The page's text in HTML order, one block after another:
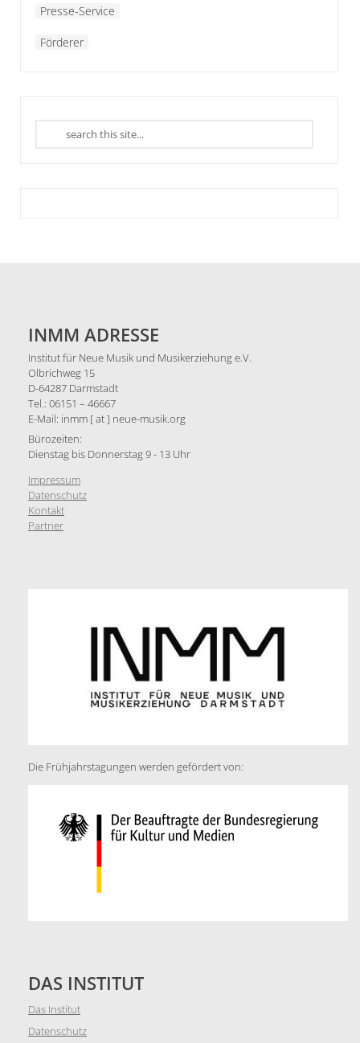
Presse-Service
Förderer
INMM ADRESSE
Institut für Neue Musik und Musikerziehung e.V.
Olbrichweg 15
D-64287 Darmstadt
Tel.: 06151 – 46667
E-Mail: inmm [ at ] neue-musik.org
Bürozeiten:
Dienstag bis Donnerstag 9 - 13 Uhr
Impressum
Datenschutz
Kontakt
Partner
Die Frühjahrstagungen werden gefördert von:
DAS INSTITUT
Das Institut
Datenschutz